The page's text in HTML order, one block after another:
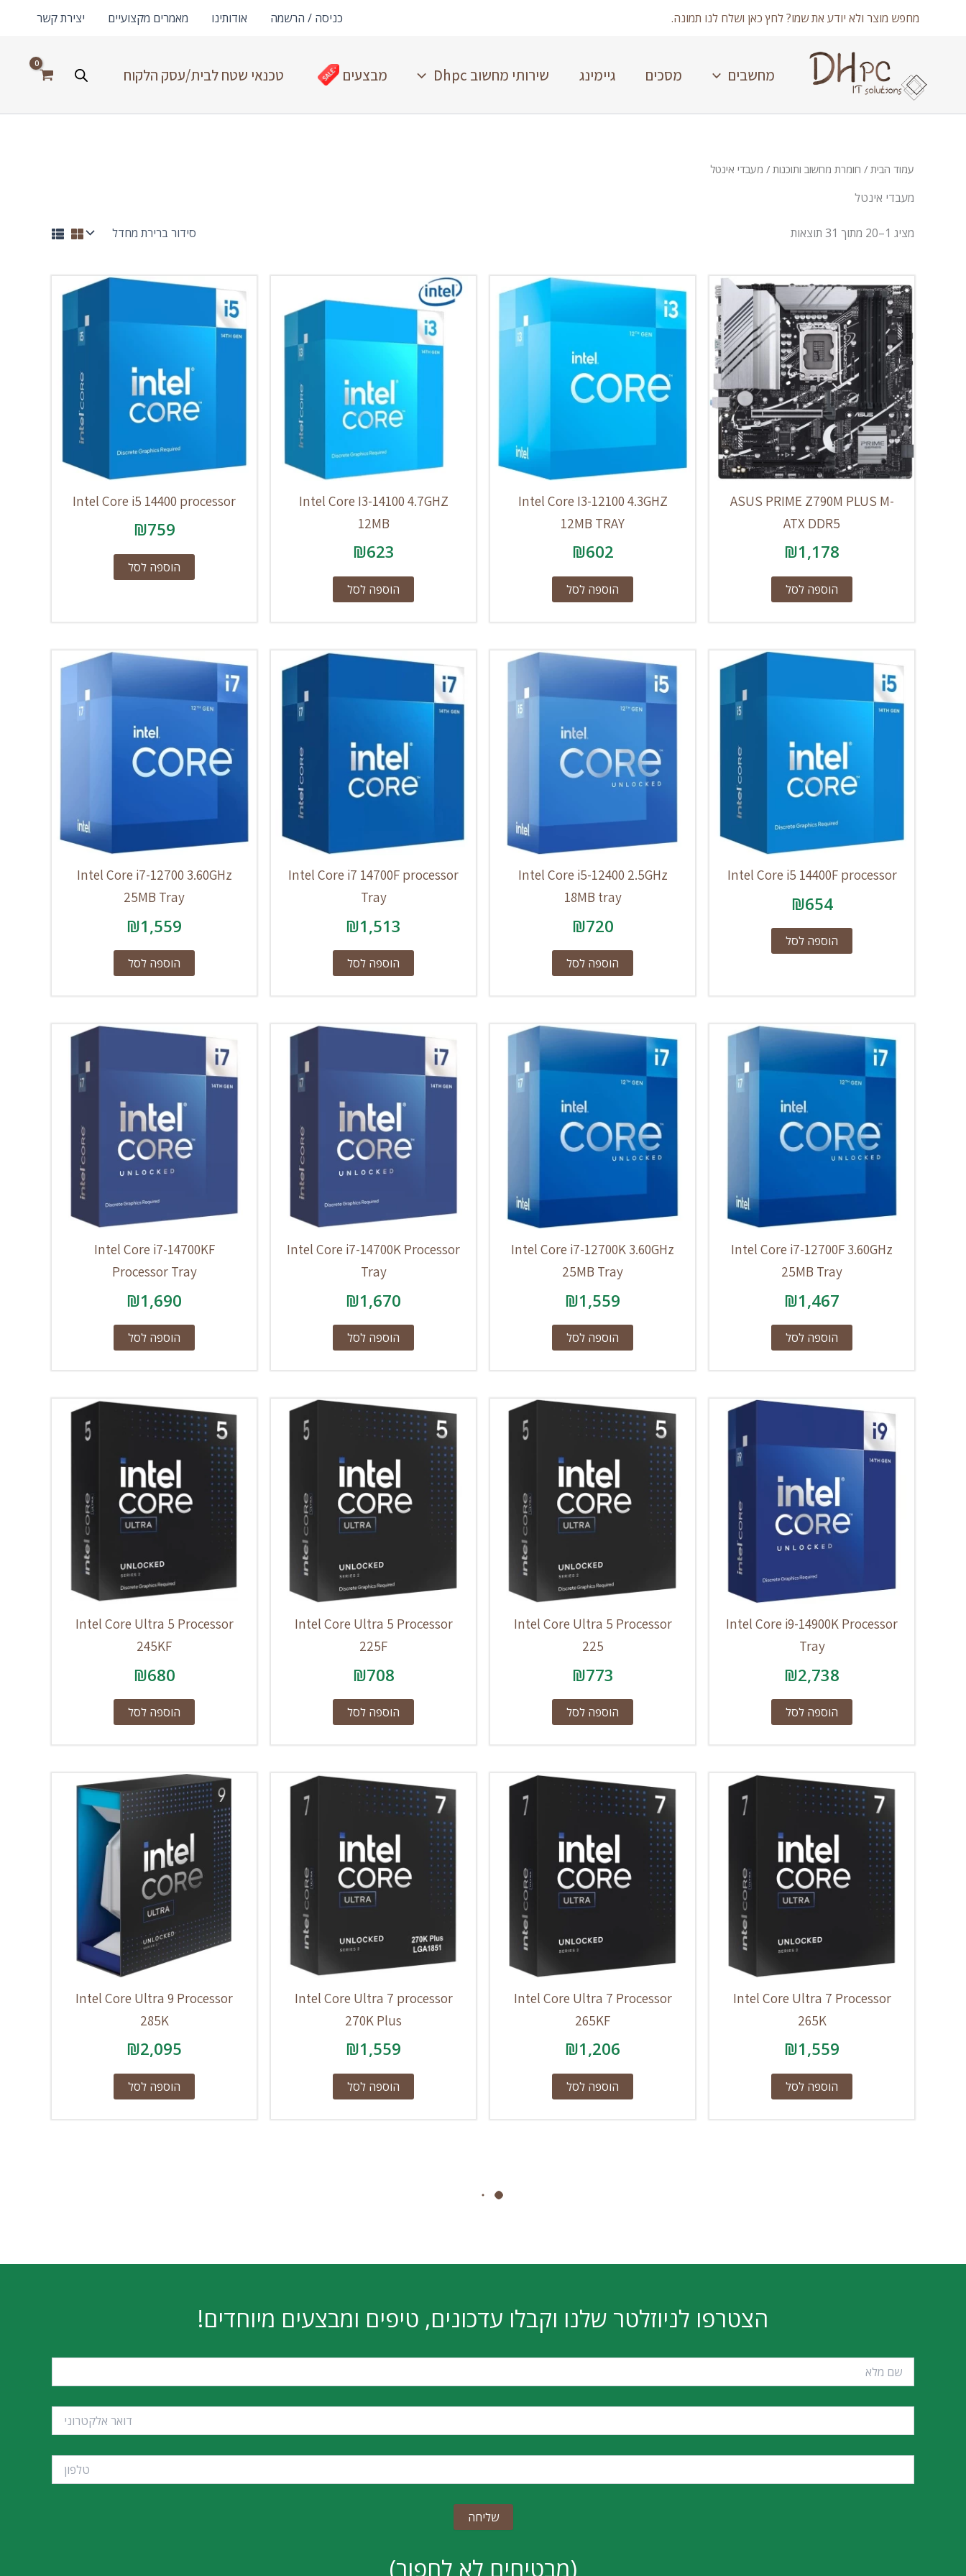
מחפש מוצר ולא יודע את שמו? לחץ כאן ושלח לנו תמונה. כניסה / הרשמה אודותינו מאמרים מקצועיים יצירת קשר
מחשבים מסכים גיימינג שירותי מחשוב Dhpc מבצעים טכנאי שטח לבית/עסק הלקוח
עמוד הבית / חומרת מחשוב ותוכנות / מעבדי אינטל
מעבדי אינטל
Showing 1–31 of 31 results
ASUS PRIME Z790M PLUS M-
ATX DDR5
₪1,178
הוספה לסל
Intel Core I3-12100 4.3GHZ
12MB TRAY
₪602
הוספה לסל
Intel Core I3-14100 4.7GHZ
12MB
₪623
הוספה לסל
Intel Core i5 14400 processor
₪759
הוספה לסל
Intel Core i5 14400F processor
₪654
הוספה לסל
Intel Core i5-12400 2.5GHz
18MB tray
₪720
הוספה לסל
Intel Core i7 14700F processor
Tray
₪1,513
הוספה לסל
Intel Core i7-12700 3.60GHz
25MB Tray
₪1,559
הוספה לסל
Intel Core i7-12700F 3.60GHz
25MB Tray
₪1,467
הוספה לסל
Intel Core i7-12700K 3.60GHz
25MB Tray
₪1,559
הוספה לסל
Intel Core i7-14700K Processor
Tray
₪1,670
הוספה לסל
Intel Core i7-14700KF
Processor Tray
₪1,690
הוספה לסל
Intel Core i9-14900K Processor
Tray
₪2,738
הוספה לסל
Intel Core Ultra 5 Processor
225
₪773
הוספה לסל
Intel Core Ultra 5 Processor
225F
₪708
הוספה לסל
Intel Core Ultra 5 Processor
245KF
₪680
הוספה לסל
Intel Core Ultra 7 Processor
265K
₪1,559
הוספה לסל
Intel Core Ultra 7 Processor
265KF
₪1,206
הוספה לסל
Intel Core Ultra 7 processor
270K Plus
₪1,559
הוספה לסל
Intel Core Ultra 9 Processor
285K
₪2,095
הוספה לסל
MSI MAG B760M MORTAR WIFI
הוספה לסל
₪628
הוספה לסל
₪458
הוספה לסל
₪785
הוספה לסל